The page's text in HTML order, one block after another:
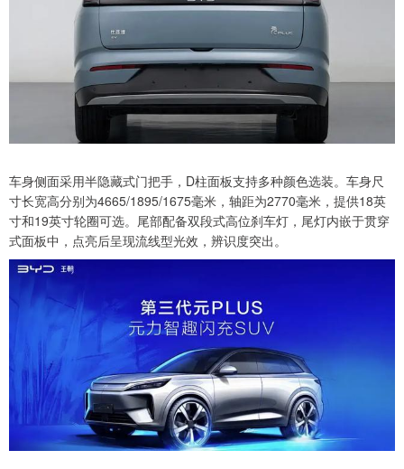
车身侧面采用半隐藏式门把手，D柱面板支持多种颜色选装。车身尺
寸长宽高分别为4665/1895/1675毫米，轴距为2770毫米，提供18英
寸和19英寸轮圈可选。尾部配备双段式高位刹车灯，尾灯内嵌于贯穿
式面板中，点亮后呈现流线型光效，辨识度突出。